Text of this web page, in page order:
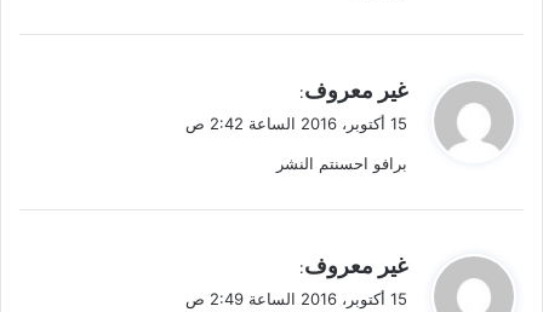
ي
ق
ل
غير معروف:
15 أكتوبر، 2016 الساعة 2:42 ص
برافو احسنتم النشر
ي
ق
غير معروف:
15 أكتوبر، 2016 الساعة 2:49 ص